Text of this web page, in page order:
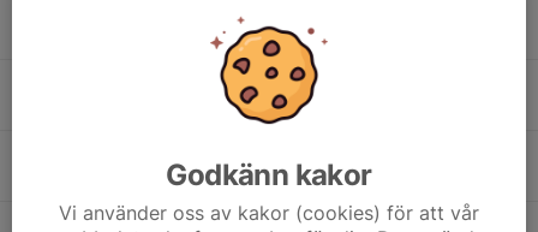
Träning Plan C3 P-16
Tingbyskans
17:30
Träning F20 F-20
Godkänn kakor
Vi använder oss av kakor (cookies) för att vår